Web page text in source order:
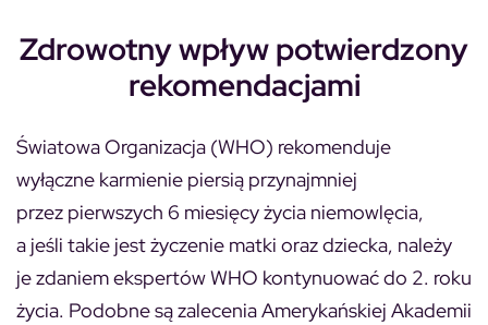
Zdrowotny wpływ potwierdzony
rekomendacjami
Światowa Organizacja (WHO) rekomenduje
wyłączne karmienie piersią przynajmniej
przez pierwszych 6 miesięcy życia niemowlęcia,
a jeśli takie jest życzenie matki oraz dziecka, należy
je zdaniem ekspertów WHO kontynuować do 2. roku
życia. Podobne są zalecenia Amerykańskiej Akademii